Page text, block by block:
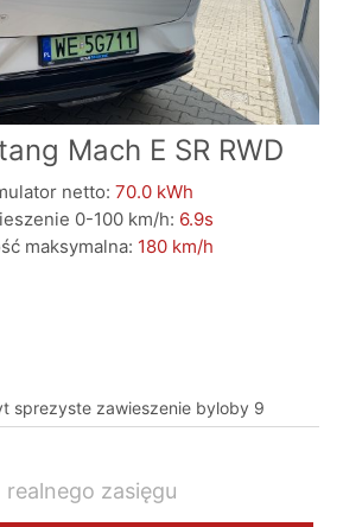
Mach E SR RWD
netto: 70.0 kWh
0-100 km/h: 6.9s
maksymalna: 180 km/h
sprezyste zawieszenie byloby 9
realnego zasięgu